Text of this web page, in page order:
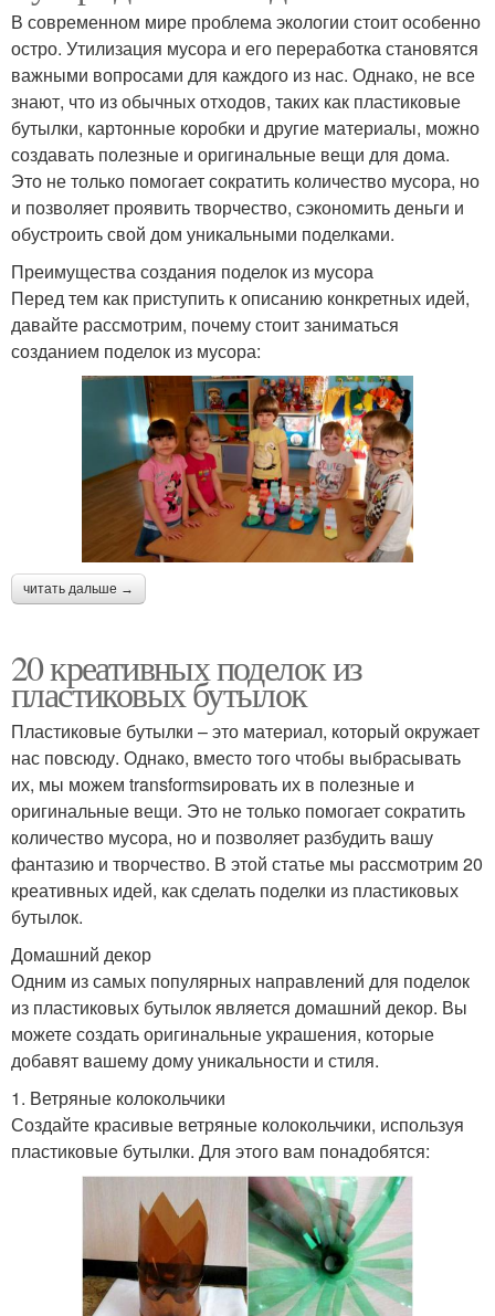
В современном мире проблема экологии стоит особенно
остро. Утилизация мусора и его переработка становятся
важными вопросами для каждого из нас. Однако, не все
знают, что из обычных отходов, таких как пластиковые
бутылки, картонные коробки и другие материалы, можно
создавать полезные и оригинальные вещи для дома.
Это не только помогает сократить количество мусора, но
и позволяет проявить творчество, сэкономить деньги и
обустроить свой дом уникальными поделками.
Преимущества создания поделок из мусора
Перед тем как приступить к описанию конкретных идей,
давайте рассмотрим, почему стоит заниматься
созданием поделок из мусора:
читать дальше →
20 креативных поделок из
пластиковых бутылок
Пластиковые бутылки – это материал, который окружает
нас повсюду. Однако, вместо того чтобы выбрасывать
их, мы можем transformsировать их в полезные и
оригинальные вещи. Это не только помогает сократить
количество мусора, но и позволяет разбудить вашу
фантазию и творчество. В этой статье мы рассмотрим 20
креативных идей, как сделать поделки из пластиковых
бутылок.
Домашний декор
Одним из самых популярных направлений для поделок
из пластиковых бутылок является домашний декор. Вы
можете создать оригинальные украшения, которые
добавят вашему дому уникальности и стиля.
1. Ветряные колокольчики
Создайте красивые ветряные колокольчики, используя
пластиковые бутылки. Для этого вам понадобятся: